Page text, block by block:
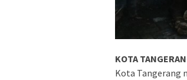
KOTA
Kota Tangerang